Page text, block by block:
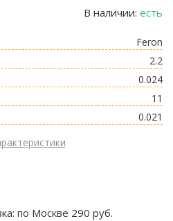
В наличии: есть
Feron
2.2
0.024
11
0.021
по Москве 290 руб.